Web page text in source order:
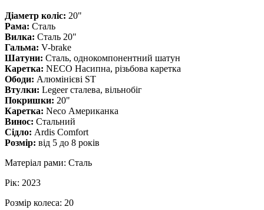
Діаметр коліс: 20"
Рама: Сталь
Вилка: Сталь 20"
Гальма: V-brake
Шатуни: Сталь, однокомпонентний шатун
Каретка: NECO Насипна, різьбова каретка
Ободи: Алюмінієві ST
Втулки: Legeer сталева, вільнобіг
Покришки: 20"
Каретка: Neco Американка
Винос: Стальний
Сідло: Ardis Comfort
Розмір: від 5 до 8 років
Матеріал рами: Сталь
Рік: 2023
Розмір колеса: 20